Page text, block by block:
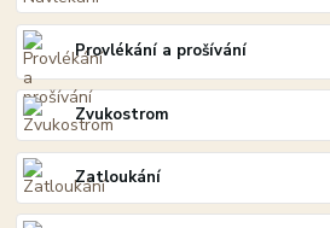
Provlékání a prošívání
Zvukostrom
Zatloukání